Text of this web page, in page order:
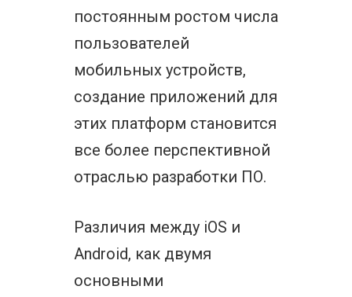
постоянным ростом числа
пользователей
мобильных устройств,
создание приложений для
этих платформ становится
все более перспективной
отраслью разработки ПО.
Различия между iOS и
Android, как двумя
основными